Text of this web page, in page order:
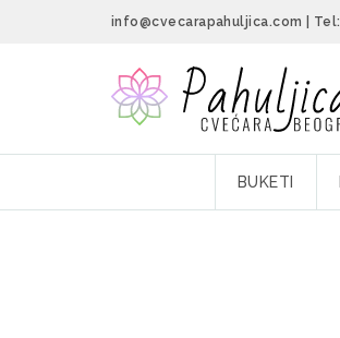
info@cvecarapahuljica.com Tel:
BUKETI